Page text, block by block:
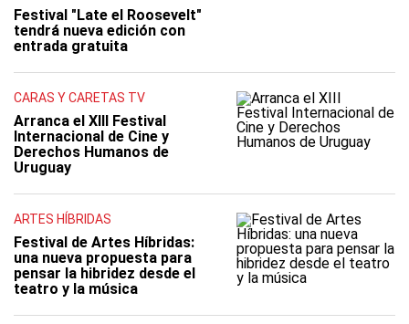
Festival "Late el Roosevelt"
tendrá nueva edición con
entrada gratuita
CARAS Y CARETAS TV
Arranca el XIII Festival
Internacional de Cine y
Derechos Humanos de
Uruguay
ARTES HÍBRIDAS
Festival de Artes Híbridas:
una nueva propuesta para
pensar la hibridez desde el
teatro y la música